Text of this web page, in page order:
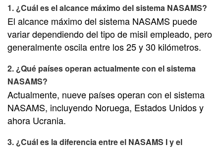
1. ¿Cuál es el alcance máximo del sistema NASAMS?
El alcance máximo del sistema NASAMS puede
variar dependiendo del tipo de misil empleado, pero
generalmente oscila entre los 25 y 30 kilómetros.
2. ¿Qué países operan actualmente con el sistema
NASAMS?
Actualmente, nueve países operan con el sistema
NASAMS, incluyendo Noruega, Estados Unidos y
ahora Ucrania.
3. ¿Cuál es la diferencia entre el NASAMS I y el